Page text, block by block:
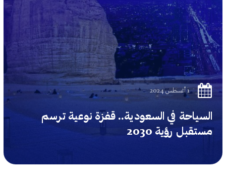
1 أغسطس 2024
السياحة في السعودية.. قفزة نوعية ترسم
مستقبل رؤية 2030